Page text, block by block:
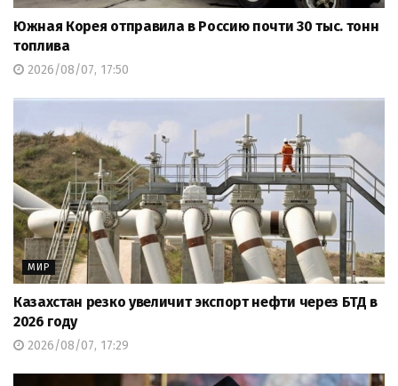
Южная Корея отправила в Россию почти 30 тыс. тонн
топлива
2026/08/07, 17:50
МИР
Казахстан резко увеличит экспорт нефти через БТД в
2026 году
2026/08/07, 17:29